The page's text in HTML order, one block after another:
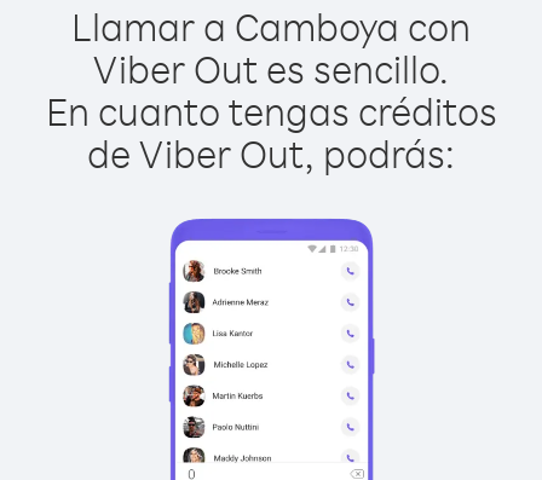
Llamar a Camboya con
Viber Out es sencillo.
En cuanto tengas créditos
de Viber Out, podrás: